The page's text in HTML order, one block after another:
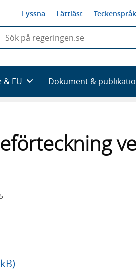
Lyssna Lättläst Teckenspråk
du
& EU Dokument &